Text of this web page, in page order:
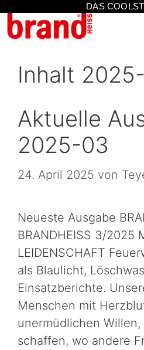
DAS
Inhalt
Aktuelle
2025-03
24. April 2025 von
Neueste Ausgabe
BRANDHEISS 3/2025
LEIDENSCHAFT
als Blaulicht,
Einsatzberichte.
Menschen mit
unermüdlichen
schaffen, wo andere